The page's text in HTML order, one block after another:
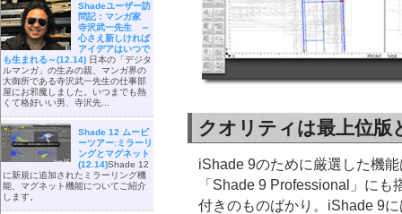
Shadeユーザー訪
問記：マンガ家
寺沢武一先生 ～
心さえ新しければ
アイデアはいつで
も生まれる～(12.14) 日本の「デジタ
ルマンガ」の生みの親、マンガ界の
大御所である寺沢武一先生の仕事部
屋にお邪魔しました。いつまでも熱
くて格好いい男、寺沢先...
Shade 12 ムービ
ーツアー:ミラーリ
ングとマグネット
(12.14)Shade 12
に新規に追加されたミラーリング機
能、マグネット機能についてご紹介
します。
クオリティは最上位版
iShade 9のために厳選した機
「Shade 9 Professional」に
付きのものばかり。iShade 9